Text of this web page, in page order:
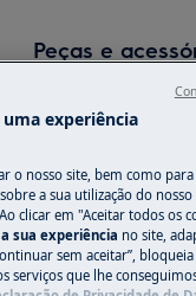
Peças e
Encontre as
seu
Para a loja
experiência
o nosso site, bem como
a sua utilização do nosso
clicar em "Aceitar todos os
sua experiência no site,
sem aceitar”,
serviços que lhe